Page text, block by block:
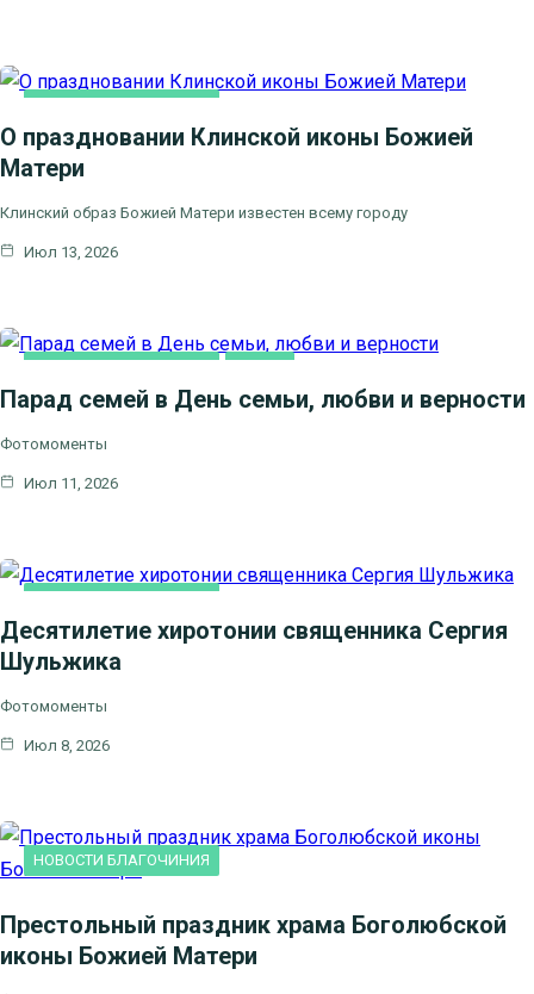
О праздновании Клинской иконы Божией
Матери
Клинский образ Божией Матери известен всему городу
Июл 13, 2026
Парад семей в День семьи, любви и верности
Фотомоменты
Июл 11, 2026
Десятилетие хиротонии священника Сергия
Шульжика
Фотомоменты
Июл 8, 2026
НОВОСТИ БЛАГОЧИНИЯ
Престольный праздник храма Боголюбской
иконы Божией Матери